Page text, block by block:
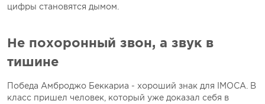
цифры становятся дымом.
Не похоронный звон, а звук в
тишине
Победа Амброджо Беккариа - хороший знак для IMOCA. В
класс пришел человек, который уже доказал себя в